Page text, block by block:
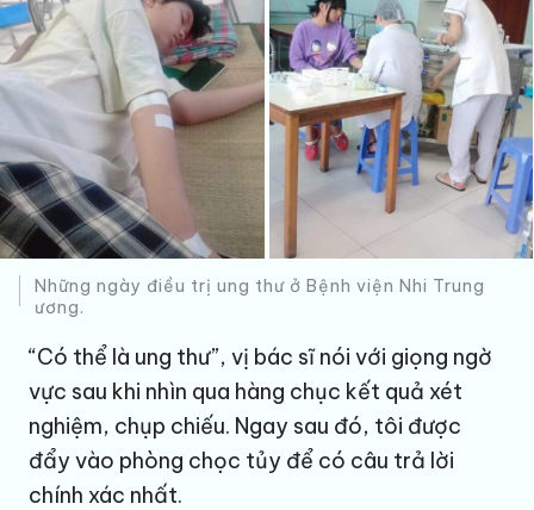
Những ngày điều trị ung thư ở Bệnh viện Nhi Trung
ương.
“Có thể là ung thư”, vị bác sĩ nói với giọng ngờ
vực sau khi nhìn qua hàng chục kết quả xét
nghiệm, chụp chiếu. Ngay sau đó, tôi được
đẩy vào phòng chọc tủy để có câu trả lời
chính xác nhất.